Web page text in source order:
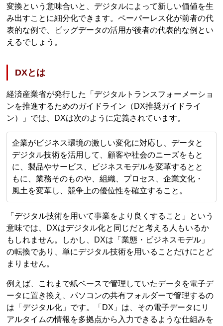
変換という意味合いと、デジタルによって新しい価値を生
み出すことに細分化できます。ペーパーレス化が前者の代
表的な例で、ビッグデータの活用が後者の代表的な例とい
えるでしょう。
DXとは
経済産業省が発行した「デジタルトランスフォーメーショ
ンを推進するためのガイドライン（DX推奨ガイドライ
ン）」では、DXは次のように定義されています。
企業がビジネス環境の激しい変化に対応し、データと
デジタル技術を活用して、顧客や社会のニーズをもと
に、製品やサービス、ビジネスモデルを変革するとと
もに、業務そのものや、組織、プロセス、企業文化・
風土を変革し、競争上の優位性を確立すること。
「デジタル技術を用いて事業をより良くすること」という
意味では、DXはデジタル化と同じだと考える人もいるか
もしれません。しかし、DXは「業態・ビジネスモデル」
の転換であり、単にデジタル技術を用いることだけにとど
まりません。
例えば、これまで紙ベースで管理していたデータを電子デ
ータに置き換え、パソコンの共有フォルダーで管理するの
は「デジタル化」です。「DX」は、その電子データにリ
アルタイムの情報を多拠点から入力できるような仕組みを